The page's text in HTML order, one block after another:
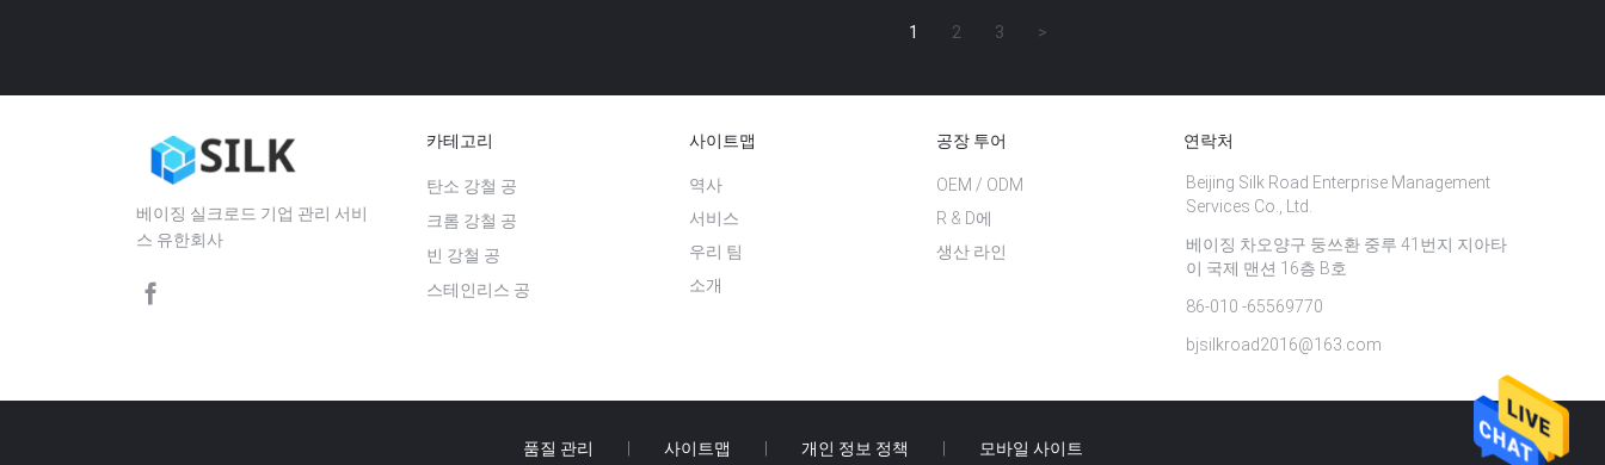
1 2 3 >
베이징 실크로드 기업 관리 서비
스 유한회사
카테고리
스테인리스 공
탄소 강철 공
크롬 강철 공
빈 강철 공
사이트맵
소개
역사
서비스
우리 팀
공장 투어
생산 라인
OEM / ODM
R & D에
연락처
Beijing Silk Road Enterprise Management
Services Co., Ltd.
베이징 차오양구 둥쓰환 중루 41번지 지아타
이 국제 맨션 16층 B호
86-010 -65569770
bjsilkroad2016@163.com
품질 관리 사이트맵 개인 정보 정책 모바일 사이트